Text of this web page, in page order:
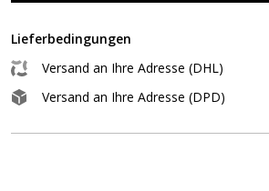
Lieferbedingungen
Versand an Ihre Adresse (DHL)
Versand an Ihre Adresse (DPD)